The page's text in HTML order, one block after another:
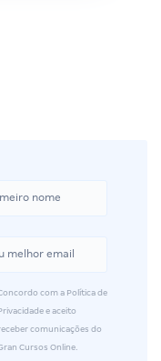
com a Política de
e aceito
comunicações do
Cursos Online.